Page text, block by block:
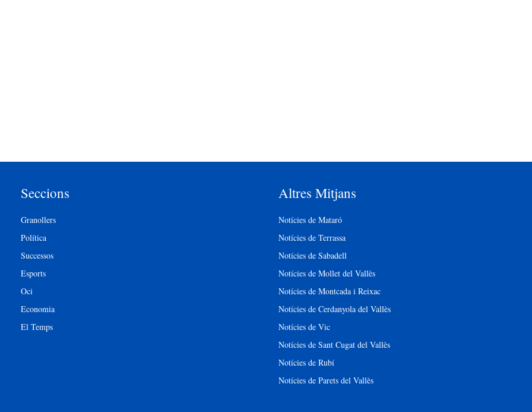
Seccions
Granollers
Política
Successos
Esports
Oci
Economia
El Temps
Altres Mitjans
Notícies de Mataró
Notícies de Terrassa
Notícies de Sabadell
Notícies de Mollet del Vallès
Notícies de Montcada i Reixac
Notícies de Cerdanyola del Vallès
Notícies de Vic
Notícies de Sant Cugat del Vallès
Notícies de Rubí
Notícies de Parets del Vallès